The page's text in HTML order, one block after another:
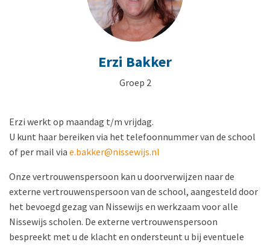
Erzi Bakker
Groep 2
Erzi werkt op maandag t/m vrijdag.
U kunt haar bereiken via het telefoonnummer van de school
of per mail via e.bakker@nissewijs.nl
Onze vertrouwenspersoon kan u doorverwijzen naar de
externe vertrouwenspersoon van de school, aangesteld door
het bevoegd gezag van Nissewijs en werkzaam voor alle
Nissewijs scholen. De externe vertrouwenspersoon
bespreekt met u de klacht en ondersteunt u bij eventuele